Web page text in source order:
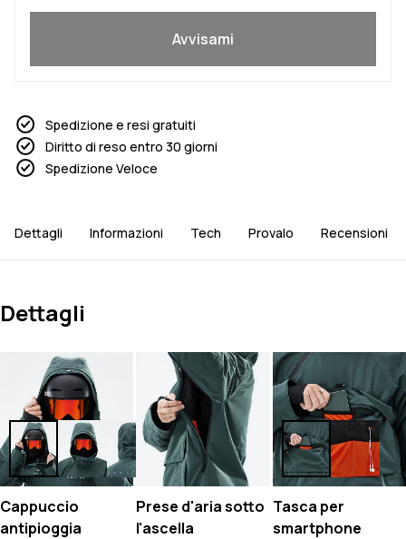
Avvisami
Spedizione e resi gratuiti
Diritto di reso entro 30 giorni
Spedizione Veloce
Dettagli Informazioni Tech Provalo Recensioni
Dettagli
Cappuccio
antipioggia
Prese d'aria sotto
l'ascella
Tasca per
smartphone